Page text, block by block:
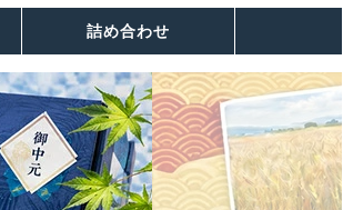
詰め合わせ